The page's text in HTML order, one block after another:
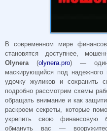
В современном мире
становятся доступнее,
Olynera(olynera.pro) — один
маскирующийся под
удочку жуликов и сохранить
подробно рассмотрим схемы
обращать внимание и как
раскроем секреты, которые
укрепить свою финансовую
обмануть вас —